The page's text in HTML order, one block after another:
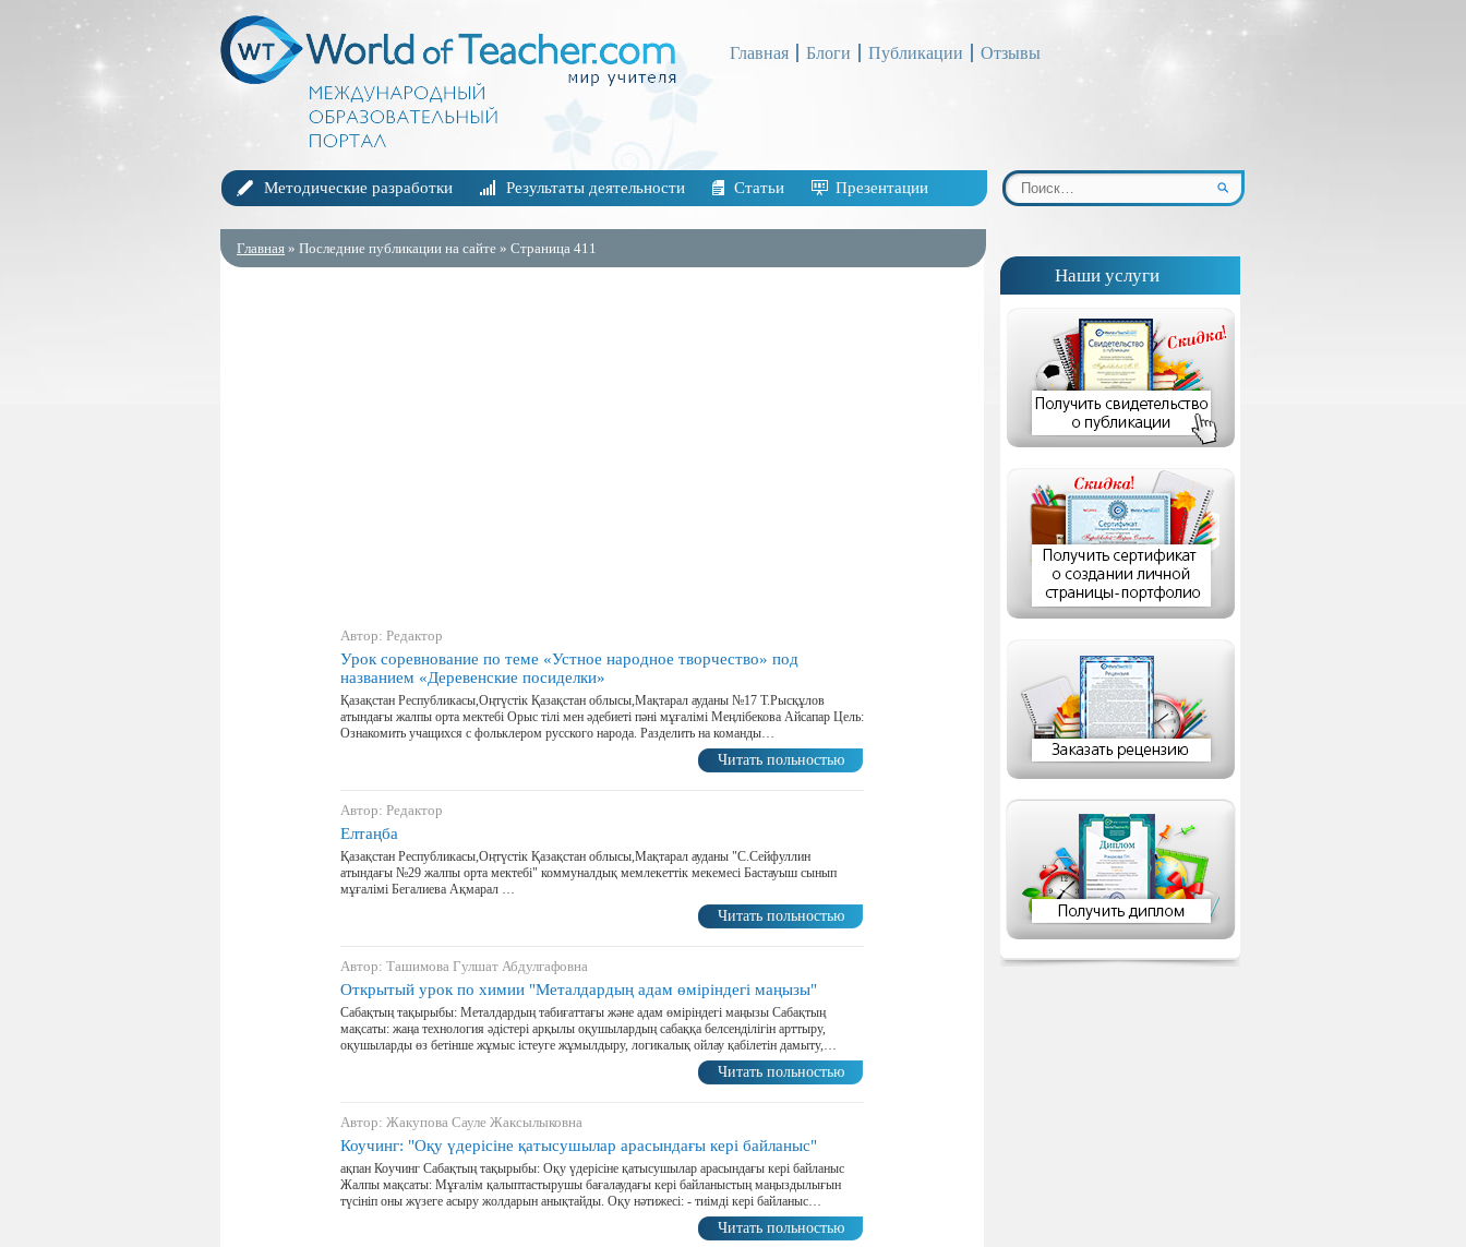
Главная Блоги Публикации Отзывы
Методические разработки Результаты деятельности Статьи Презентации
Главная » Последние публикации на сайте » Страница 411
Автор: Редактор
Урок соревнование по теме «Устное народное творчество» под
названием «Деревенские посиделки»
Қазақстан Республикасы,Оңтүстік Қазақстан облысы,Мақтарал ауданы №17 Т.Рысқұлов
атындағы жалпы орта мектебі Орыс тілі мен әдебиеті пәні мұғалімі Меңлібекова Айсапар Цель:
Ознакомить учащихся с фольклером русского народа. Разделить на команды…
Читать польностью
Автор: Редактор
Елтаңба
Қазақстан Республикасы,Оңтүстік Қазақстан облысы,Мақтарал ауданы "С.Сейфуллин
атындағы №29 жалпы орта мектебі" коммуналдық мемлекеттік мекемесі Бастауыш сынып
мұғалімі Бегалиева Ақмарал …
Читать польностью
Автор: Ташимова Гулшат Абдулгафовна
Открытый урок по химии "Металдардың адам өміріндегі маңызы"
Cабақтың тақырыбы: Металдардың табиғаттағы және адам өміріндегі маңызы Сабақтың
мақсаты: жаңа технология әдістері арқылы оқушылардың сабаққа белсенділігін арттыру,
оқушыларды өз бетінше жұмыс істеуге жұмылдыру, логикалық ойлау қабілетін дамыту,…
Читать польностью
Автор: Жакупова Сауле Жаксылыковна
Коучинг: "Оқу үдерісіне қатысушылар арасындағы кері байланыс"
ақпан Коучинг Сабақтың тақырыбы: Оқу үдерісіне қатысушылар арасындағы кері байланыс
Жалпы мақсаты: Мұғалім қалыптастырушы бағалаудағы кері байланыстың маңыздылығын
түсініп оны жүзеге асыру жолдарын анықтайды. Оқу нәтижесі: - тиімді кері байланыс…
Читать польностью
Наши услуги